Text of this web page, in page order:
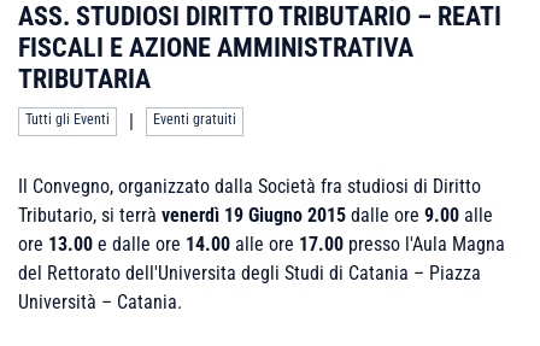
ASS. STUDIOSI DIRITTO TRIBUTARIO – REATI
FISCALI E AZIONE AMMINISTRATIVA
TRIBUTARIA
Tutti gli Eventi | Eventi gratuiti
Il Convegno, organizzato dalla Società fra studiosi di Diritto
Tributario, si terrà venerdì 19 Giugno 2015 dalle ore 9.00 alle
ore 13.00 e dalle ore 14.00 alle ore 17.00 presso l'Aula Magna
del Rettorato dell'Universita degli Studi di Catania – Piazza
Università – Catania.